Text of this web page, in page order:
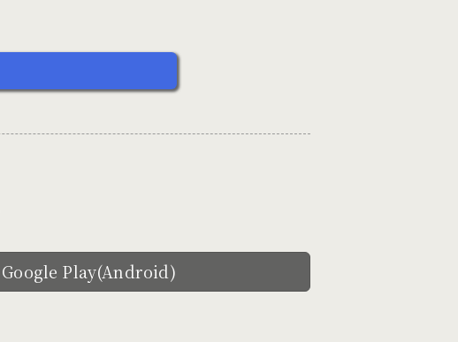
Google Play(Android)